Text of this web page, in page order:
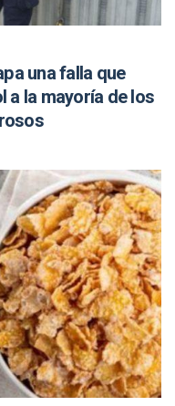
una falla que
a la mayoría de los